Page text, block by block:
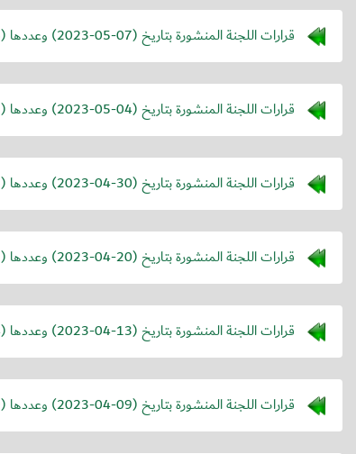
قرارات اللجنة المنشورة بتاريخ (2023-05-07) وعددها (6)
قرارات اللجنة المنشورة بتاريخ (2023-05-04) وعددها (3)
قرارات اللجنة المنشورة بتاريخ (2023-04-30) وعددها (3)
قرارات اللجنة المنشورة بتاريخ (2023-04-20) وعددها (1)
قرارات اللجنة المنشورة بتاريخ (2023-04-13) وعددها (14)
قرارات اللجنة المنشورة بتاريخ (2023-04-09) وعددها (9)